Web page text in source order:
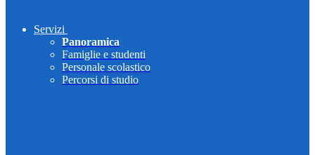
Servizi
Panoramica
Famiglie e studenti
Personale scolastico
Percorsi di studio